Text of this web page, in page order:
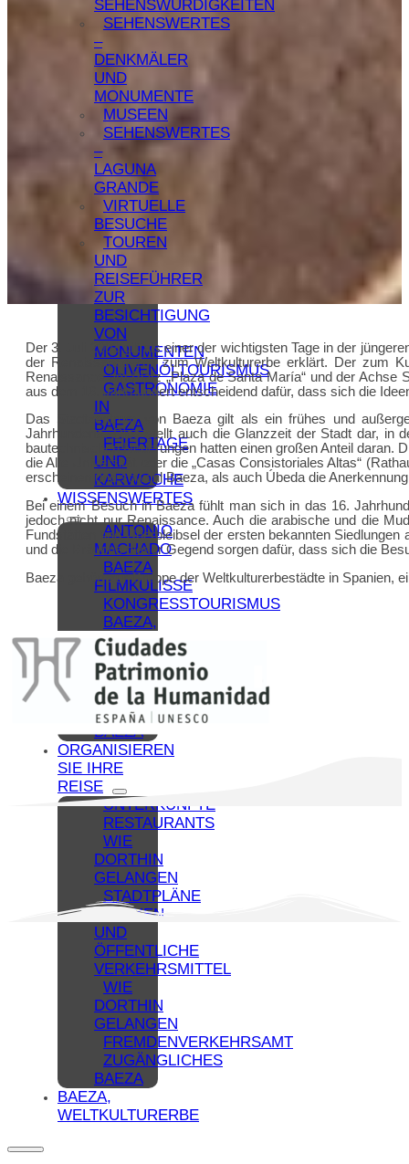
SEHENSWÜRDIGKEITEN
SEHENSWERTES
–
DENKMÄLER
UND
MONUMENTE
MUSEEN
SEHENSWERTES
–
LAGUNA
GRANDE
VIRTUELLE
BESUCHE
TOUREN
UND
REISEFÜHRER
ZUR
BESICHTIGUNG
VON
MONUMENTEN
OLIVENÖLTOURISMUS
GASTRONOMIE
IN
BAEZA
FEIERTAGE
UND
KARWOCHE
WISSENSWERTES
ANTONIO
MACHADO
BAEZA
FILMKULISSE
KONGRESSTOURISMUS
BAEZA,
STUDIENSTADT
FAMILIENTOURISMUS
KOLLABORATIVE
NETZWERKE
IN
BAEZA
ORGANISIEREN
SIE IHRE
REISE
UNTERKÜNFTE
RESTAURANTS
WIE
DORTHIN
GELANGEN
STADTPLÄNE
PARKEN
UND
ÖFFENTLICHE
VERKEHRSMITTEL
WIE
DORTHIN
GELANGEN
FREMDENVERKEHRSAMT
ZUGÄNGLICHES
BAEZA
BAEZA,
WELTKULTURERBE
Der 3. Juli 2003 gilt als einer der wichtigsten Tage in der
der Renaissance-Zeit zum Weltkulturerbe erklärt. Der zum
Renaissance am Platz „Plaza de Santa María“ und der
aus dem 16. Jahrhundert entscheidend dafür, dass sich die
Das Stadtzentrum von Baeza gilt als ein frühes und
Jahrhunderts. Dies stellt auch die Glanzzeit der Stadt dar, in
bautechnischen Neuerungen hatten einen großen Anteil daran.
die Alte Universität oder die „Casas Consistoriales Altas“
erscheinen und sowohl Baeza, als auch Úbeda die
Bei einem Besuch in Baeza fühlt man sich in das 16.
jedoch nicht nur Renaissance. Auch die arabische und die
Fundstätten und Überbleibsel der ersten bekannten
und die Bräuche dieser Gegend sorgen dafür, dass sich die
Baeza gehört zur Gruppe der Weltkulturerbestädte in Spanien,